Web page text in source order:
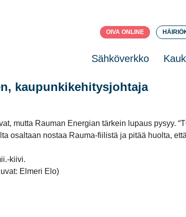
OIVA ONLINE
Sähköverkko
kaupunkikehitysjohtaja
mutta Rauman Energian tärkein lupaus pysyy.
osaltaan nostaa Rauma-fiilistä ja pitää huolta,
Elmeri Elo)